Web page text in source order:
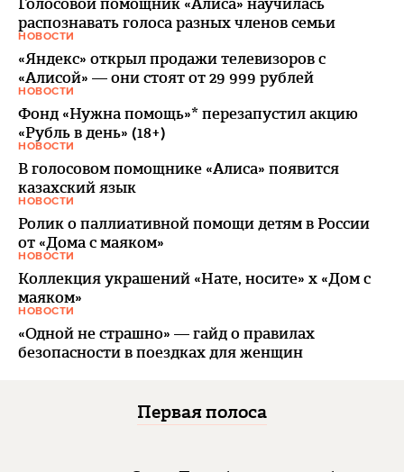
распознавать голоса разных членов семьи
НОВОСТИ
«Яндекс» открыл продажи телевизоров с
«Алисой» — они стоят от 29 999 рублей
НОВОСТИ
Фонд «Нужна помощь»* перезапустил акцию
«Рубль в день» (18+)
НОВОСТИ
В голосовом помощнике «Алиса» появится
казахский язык
НОВОСТИ
Ролик о паллиативной помощи детям в России
от «Дома с маяком»
НОВОСТИ
Коллекция украшений «Нате, носите» x «Дом с
маяком»
НОВОСТИ
«Одной не страшно» — гайд о правилах
безопасности в поездках для женщин
Первая полоса